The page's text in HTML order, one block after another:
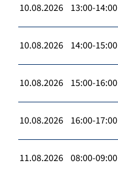
10.08.2026 13:00-14:00
10.08.2026 14:00-15:00
10.08.2026 15:00-16:00
10.08.2026 16:00-17:00
11.08.2026 08:00-09:00